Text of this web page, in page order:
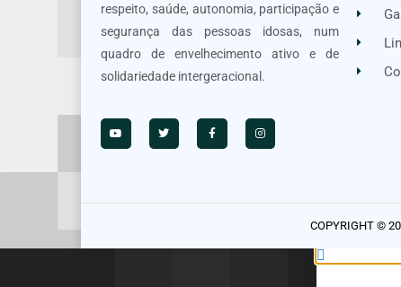
respeito, saúde, autonomia, participação e
segurança das pessoas idosas, num
quadro de envelhecimento ativo e de
solidariedade intergeracional.
COPYRIGHT ©